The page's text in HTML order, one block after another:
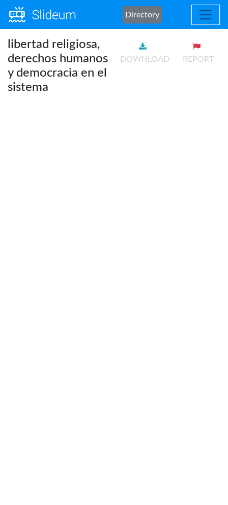
Directory
libertad religiosa,
derechos humanos
y democracia en el
sistema
DOWNLOAD REPORT